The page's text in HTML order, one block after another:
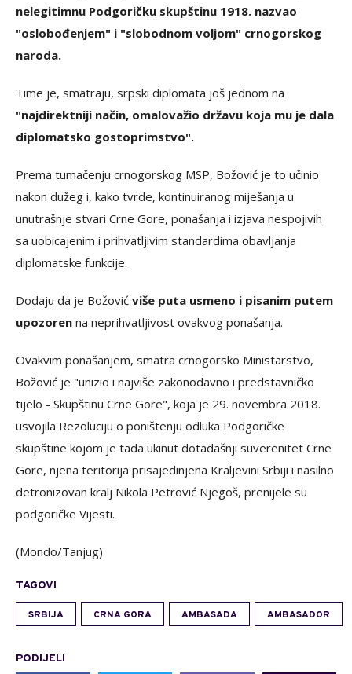
nelegitimnu Podgoričku skupštinu 1918. nazvao
"oslobođenjem" i "slobodnom voljom" crnogorskog
naroda.
Time je, smatraju, srpski diplomata još jednom na
"najdirektniji način, omalovažio državu koja mu je dala
diplomatsko gostoprimstvo".
Prema tumačenju crnogorskog MSP, Božović je to učinio
nakon dužeg i, kako tvrde, kontinuiranog miješanja u
unutrašnje stvari Crne Gore, ponašanja i izjava nespojivih
sa uobicajenim i prihvatljivim standardima obavljanja
diplomatske funkcije.
Dodaju da je Božović više puta usmeno i pisanim putem
upozoren na neprihvatljivost ovakvog ponašanja.
Ovakvim ponašanjem, smatra crnogorsko Ministarstvo,
Božović je "unizio i najviše zakonodavno i predstavničko
tijelo - Skupštinu Crne Gore", koja je 29. novembra 2018.
usvojila Rezoluciju o poništenju odluka Podgoričke
skupštine kojom je tada ukinut dotadašnji suverenitet Crne
Gore, njena teritorija prisajedinjena Kraljevini Srbiji i nasilno
detronizovan kralj Nikola Petrović Njegoš, prenijele su
podgoričke Vijesti.
(Mondo/Tanjug)
TAGOVI
SRBIJA CRNA GORA AMBASADA AMBASADOR
PODIJELI